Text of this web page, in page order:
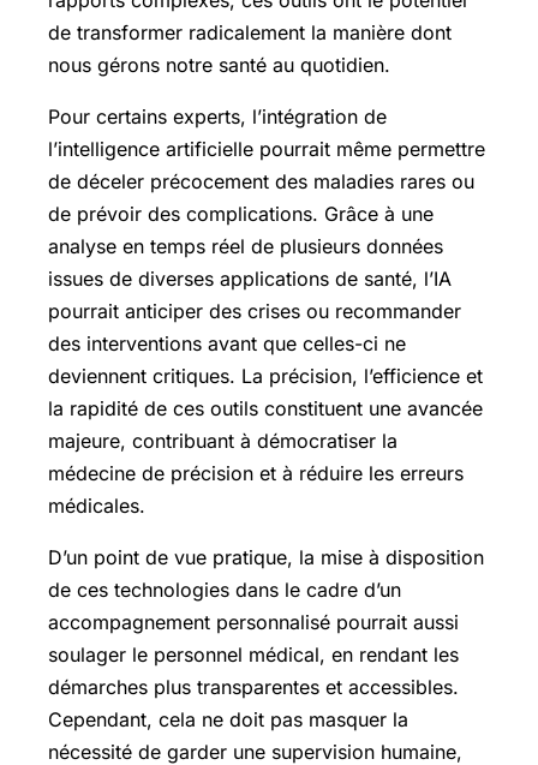
de transformer radicalement la manière dont
nous gérons notre santé au quotidien.
Pour certains experts, l’intégration de
l’intelligence artificielle pourrait même permettre
de déceler précocement des maladies rares ou
de prévoir des complications. Grâce à une
analyse en temps réel de plusieurs données
issues de diverses applications de santé, l’IA
pourrait anticiper des crises ou recommander
des interventions avant que celles-ci ne
deviennent critiques. La précision, l’efficience et
la rapidité de ces outils constituent une avancée
majeure, contribuant à démocratiser la
médecine de précision et à réduire les erreurs
médicales.
D’un point de vue pratique, la mise à disposition
de ces technologies dans le cadre d’un
accompagnement personnalisé pourrait aussi
soulager le personnel médical, en rendant les
démarches plus transparentes et accessibles.
Cependant, cela ne doit pas masquer la
nécessité de garder une supervision humaine,